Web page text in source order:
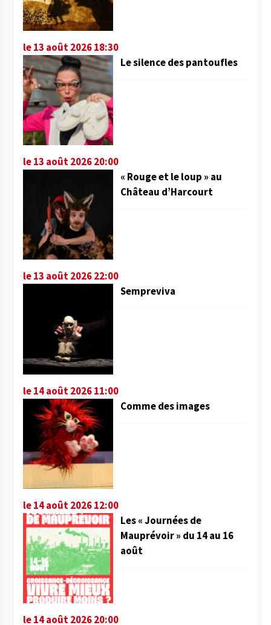
le 13 août 2026 18:30
Le silence des pantoufles
le 13 août 2026 20:00
« Rouge et le loup » au
Château d’Harcourt
le 13 août 2026 22:00
Sempreviva
le 14 août 2026 11:00
Comme des images
le 14 août 2026 12:00
Les « Journées de
Mauprévoir » du 14 au 16
août
le 14 août 2026 20:00